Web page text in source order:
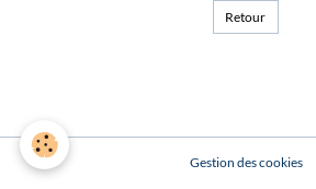
Retour
Gestion des cookies